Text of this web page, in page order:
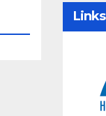
Links